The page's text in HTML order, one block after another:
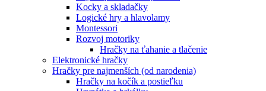
Kocky a skladačky
Logické hry a hlavolamy
Montessori
Rozvoj motoriky
Hračky na ťahanie a tlačenie
Elektronické hračky
Hračky pre najmenších (od narodenia)
Hračky na kočík a postieľku